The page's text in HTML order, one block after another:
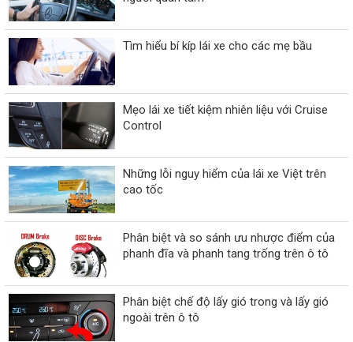
Tìm hiểu bí kíp lái xe cho các mẹ bầu
Mẹo lái xe tiết kiệm nhiên liệu với Cruise
Control
Những lỗi nguy hiểm của lái xe Việt trên
cao tốc
Phân biệt và so sánh ưu nhược điểm của
phanh đĩa và phanh tang trống trên ô tô
Phân biệt chế độ lấy gió trong và lấy gió
ngoài trên ô tô